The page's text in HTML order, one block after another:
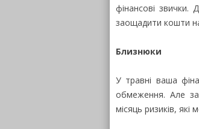
фінансові
заощадити кошти
Близнюки
У травні ваша
обмеження. Але
місяць ризиків,